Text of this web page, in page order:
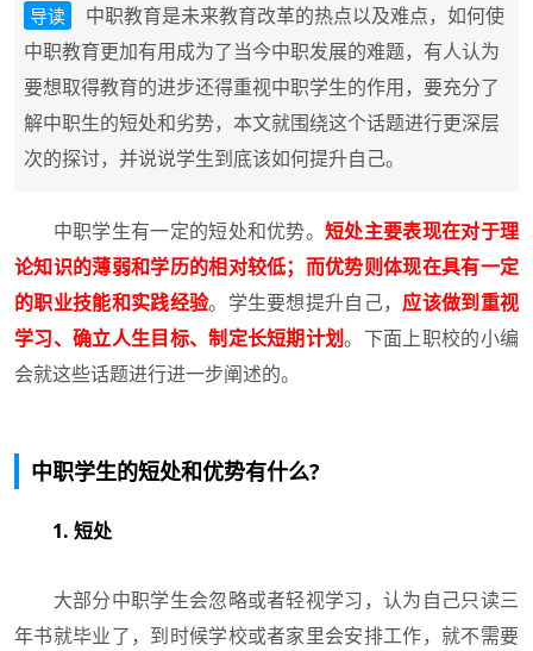
导读
中职教育是未来教育改革的热点以及难点，如何使
中职教育更加有用成为了当今中职发展的难题，有人认为
要想取得教育的进步还得重视中职学生的作用，要充分了
解中职生的短处和劣势，本文就围绕这个话题进行更深层
次的探讨，并说说学生到底该如何提升自己。
中职学生有一定的短处和优势。短处主要表现在对于理
论知识的薄弱和学历的相对较低；而优势则体现在具有一定
的职业技能和实践经验。学生要想提升自己， 应该做到重视
学习、确立人生目标、制定长短期计划。下面上职校的小编
会就这些话题进行进一步阐述的。
中职学生的短处和优势有什么?
1. 短处
大部分中职学生会忽略或者轻视学习，认为自己只读三
年书就毕业了，到时候学校或者家里会安排工作，就不需要